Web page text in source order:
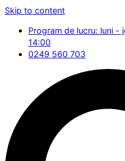
Skip to content
Program de lucru: luni
14:00
0249 560 703